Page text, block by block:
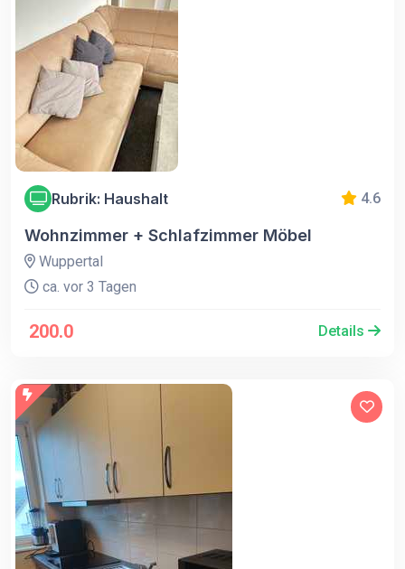
Rubrik: Haushalt 4.6
Wohnzimmer + Schlafzimmer Möbel
Wuppertal
ca. vor 3 Tagen
200.0 Details